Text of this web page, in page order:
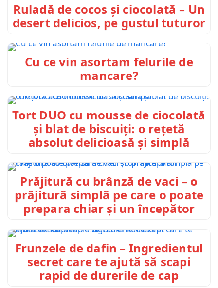
Ruladă de cocos și ciocolată – Un
desert delicios, pe gustul tuturor
Cu ce vin asortam felurile de
mancare?
Tort DUO cu mousse de ciocolată
și blat de biscuiți: o rețetă
absolut delicioasă și simplă
Prăjitură cu brânză de vaci – o
prăjitură simplă pe care o poate
prepara chiar și un începător
Frunzele de dafin – Ingredientul
secret care te ajută să scapi
rapid de durerile de cap